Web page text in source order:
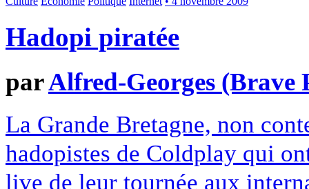
Hadopi piratée
parAlfred-Georges (Brave
La Grande Bretagne, non
hadopistes de Coldplay qui
live de leur tournée aux